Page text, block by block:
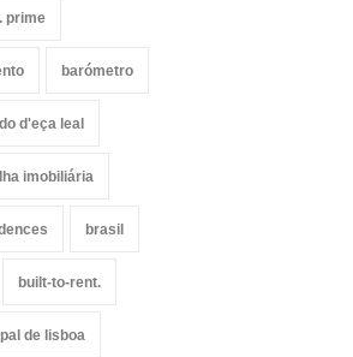
prime
barómetro
d'eça leal
imobiliária
brasil
built-to-rent.
de lisboa